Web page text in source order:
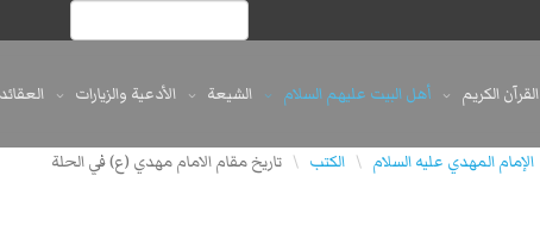
القرآن الكريم أهل البيت عليهم السلام الشيعة الأدعية والزيارات العقائد
الإمام المهدي علیه السلام \ الكتب \ تاريخ مقام الامام مهدي (ع) في الحلة